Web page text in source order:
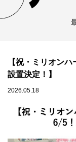
【祝・ミリオン
設置決定！】
2026.05.18